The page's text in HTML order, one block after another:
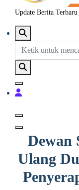
Update Berita
Dewan
Ulang